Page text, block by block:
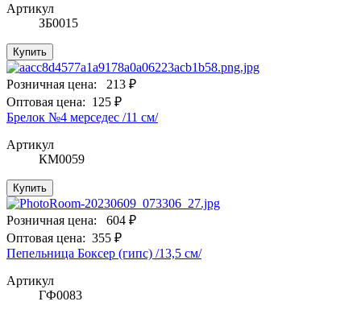
Артикул
ЗБ0015
Купить
Розничная цена:
213 ₽
Оптовая цена: 125 ₽
Брелок №4 мерседес /11 см/
Артикул
КМ0059
Купить
Розничная цена:
604 ₽
Оптовая цена: 355 ₽
Пепельница Боксер (гипс) /13,5 см/
Артикул
ГФ0083